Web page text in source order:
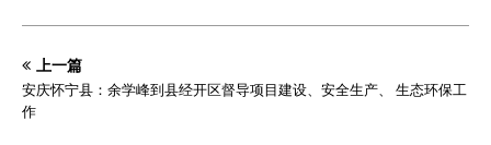
上一篇
安庆怀宁县：余学峰到县经开区督导项目建设、安全生产、 生态环保工
作